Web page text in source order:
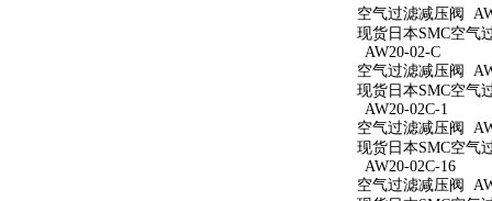
空气过滤减压阀
现货日本SMC空气
AW20-02-C
空气过滤减压阀
现货日本SMC空气
AW20-02C-1
空气过滤减压阀
现货日本SMC空气
AW20-02C-16
空气过滤减压阀